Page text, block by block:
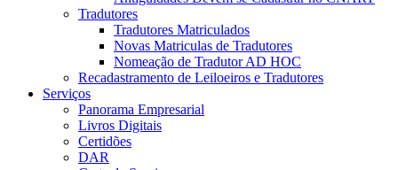
Tradutores
Tradutores Matriculados
Novas Matriculas de Tradutores
Nomeação de Tradutor AD HOC
Recadastramento de Leiloeiros e Tradutores
Serviços
Panorama Empresarial
Livros Digitais
Certidões
DAR